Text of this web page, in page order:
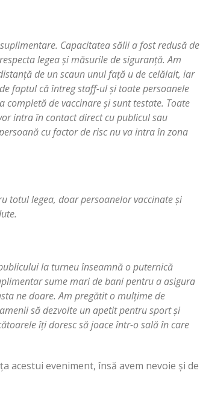
Capacitatea sălii a fost redusă de
legea și măsurile de siguranță. Am
de un scaun unul față ude celălalt, iar
faptul că întreg staff-ul și toate persoanele
de vaccinare și sunt testate. Toate
intra în contact direct cu publicul sau
cu factor de risc nu va intra în zona
totul legea, doar persoanelor vaccinate și
la turneu înseamnă o puternică
sume mari de bani pentru a asigura
ne doare. Am pregătit o mulțime de
să dezvolte un apetit pentru sport și
îți doresc să joace într-o sală în care
eveniment, însă avem nevoie și de